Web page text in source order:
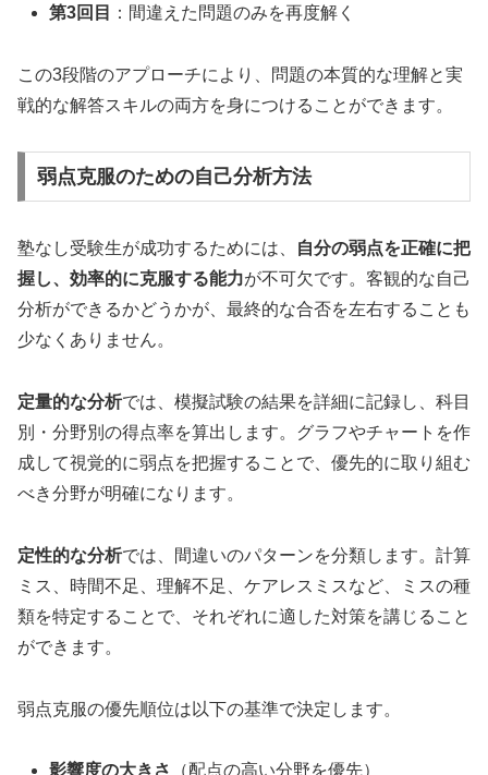
第3回目
：間違えた問題のみを再度解く
この3段階のアプローチにより、問題の本質的な理解と実
戦的な解答スキルの両方を身につけることができます。
弱点克服のための自己分析方法
塾なし受験生が成功するためには、
自分の弱点を正確に把
握し、効率的に克服する能力が不可欠です。客観的な自己
分析ができるかどうかが、最終的な合否を左右することも
少なくありません。
定量的な分析では、模擬試験の結果を詳細に記録し、科目
別・分野別の得点率を算出します。グラフやチャートを作
成して視覚的に弱点を把握することで、優先的に取り組む
べき分野が明確になります。
定性的な分析では、間違いのパターンを分類します。計算
ミス、時間不足、理解不足、ケアレスミスなど、ミスの種
類を特定することで、それぞれに適した対策を講じること
ができます。
弱点克服の優先順位は以下の基準で決定します。
影響度の大きさ
（配点の高い分野を優先）